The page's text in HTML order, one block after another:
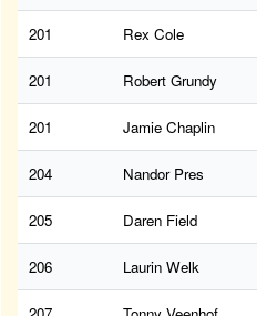
201 Rex Cole
201 Robert Grundy
201 Jamie Chaplin
204 Nandor Pres
205 Daren Field
206 Laurin Welk